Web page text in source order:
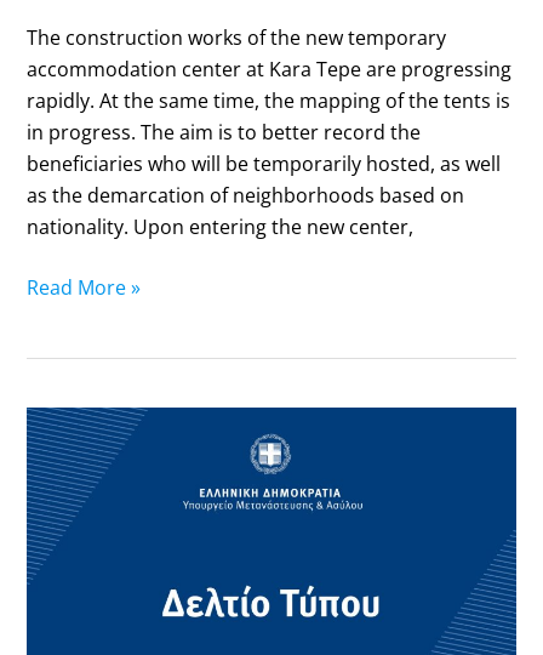
The construction works of the new temporary
accommodation center at Kara Tepe are progressing
rapidly. At the same time, the mapping of the tents is
in progress. The aim is to better record the
beneficiaries who will be temporarily hosted, as well
as the demarcation of neighborhoods based on
nationality. Upon entering the new center,
Read More »
Παράταση
Ισχύος
Δελτίων
Αιτούντων
Διεθνή
Προστασία